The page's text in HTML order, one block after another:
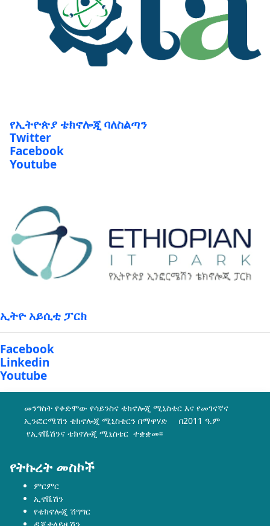
የኢትዮጵያ ቴክኖሎጂ ባለስልጣን
Twitter
Facebook
Youtube
ኢትዮ አይሲቲ ፓርክ
Facebook
Linkedin
Youtube
መንግስት የቀድሞው የሳይንስና ቴክኖሎጂ ሚኒስቴር እና የመገናኛና
ኢንፎርሜሽን ቴክኖሎጂ ሚኒስቴርን በማዋሃድ በ2011 ዓ.ም
የኢኖቬሽንና ቴክኖሎጂ ሚኒስቴር ተቋቋመ፡፡
የትኩረት መስኮች
ምርምር
ኢኖቬሽን
የቴክኖሎጂ ሽግግር